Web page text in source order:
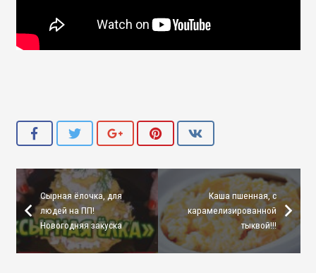
Каша пшенная, с
карамелизированной
тыквой!!!
Сырная ёлочка, для
людей на ПП!
Новогодняя закуска